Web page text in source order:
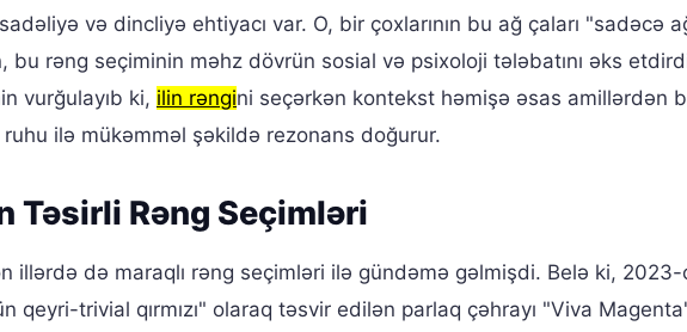
və dincliyə ehtiyacı var. O, bir çoxlarının bu ağ çaları "sadəcə
bu rəng seçiminin məhz dövrün sosial və psixoloji tələbatını əks
vurğulayıb ki, ilin rəngini seçərkən kontekst həmişə əsas amillərdən
ruhu ilə mükəmməl şəkildə rezonans doğurur.
Təsirli Rəng Seçimləri
illərdə də maraqlı rəng seçimləri ilə gündəmə gəlmişdi. Belə ki,
qeyri-trivial qırmızı" olaraq təsvir edilən parlaq çəhrayı "Viva